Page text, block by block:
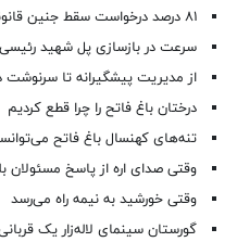
۸۱ درصد درخواست‌ سقط جنین قانونی مجوز گرفت
سرعت در بازسازی پل شهید
از مدیریت پیشگیرانه تا سرنوشت
درختان باغ فاتح را چرا قطع کردیم
تنه‌های کهنسال باغ فاتح
وقتی صدای اره از پاسخ مسئولان
وقتی خورشید به نیمه راه می‌رسد
گورستان سینمای لاله‌زار یک